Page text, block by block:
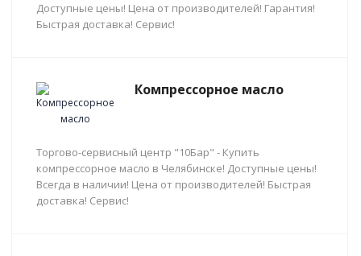
Доступные цены! Цена от производителей! Гарантия!
Быстрая доставка! Сервис!
Компрессорное масло
Торгово-сервисный центр "10Бар" - Купить
компрессорное масло в Челябинске! Доступные цены!
Всегда в наличии! Цена от производителей! Быстрая
доставка! Сервис!